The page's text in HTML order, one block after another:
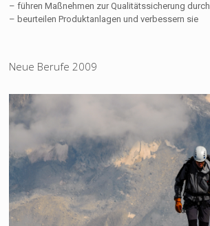
– führen Maßnehmen zur Qualitätssicherung durch
– beurteilen Produktanlagen und verbessern sie
Neue Berufe 2009